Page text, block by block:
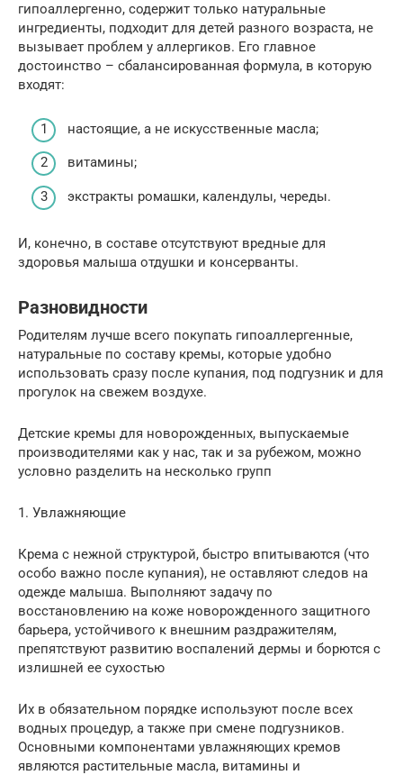
гипоаллергенно, содержит только натуральные
ингредиенты, подходит для детей разного возраста, не
вызывает проблем у аллергиков. Его главное
достоинство – сбалансированная формула, в которую
входят:
настоящие, а не искусственные масла;
витамины;
экстракты ромашки, календулы, череды.
И, конечно, в составе отсутствуют вредные для
здоровья малыша отдушки и консерванты.
Разновидности
Родителям лучше всего покупать гипоаллергенные,
натуральные по составу кремы, которые удобно
использовать сразу после купания, под подгузник и для
прогулок на свежем воздухе.
Детские кремы для новорожденных, выпускаемые
производителями как у нас, так и за рубежом, можно
условно разделить на несколько групп
1. Увлажняющие
Крема с нежной структурой, быстро впитываются (что
особо важно после купания), не оставляют следов на
одежде малыша. Выполняют задачу по
восстановлению на коже новорожденного защитного
барьера, устойчивого к внешним раздражителям,
препятствуют развитию воспалений дермы и борются с
излишней ее сухостью
Их в обязательном порядке используют после всех
водных процедур, а также при смене подгузников.
Основными компонентами увлажняющих кремов
являются растительные масла, витамины и